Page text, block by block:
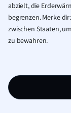
abzielt, die
begrenzen. Merke
zwischen Staaten,
zu bewahren.